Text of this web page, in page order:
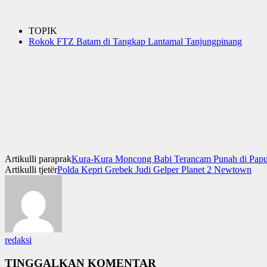
TOPIK
Rokok FTZ Batam di Tangkap Lantamal Tanjungpinang
Artikulli paraprakKura-Kura Moncong Babi Terancam Punah di
Artikulli tjetërPolda Kepri Grebek Judi Gelper Planet 2 Newtown
redaksi
TINGGALKAN KOMENTAR